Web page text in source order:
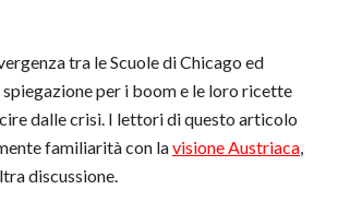
tra le Scuole di Chicago ed
per i boom e le loro ricette
dalle crisi. I lettori di questo articolo
familiarità con lavisione Austriaca,
discussione.